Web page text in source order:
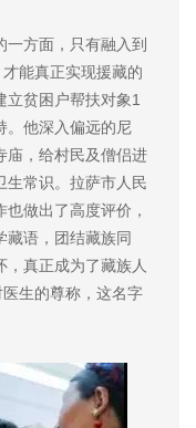
方面，只有融入到
能真正实现援藏的
立贫困户帮扶对象1
。他深入偏远的尼
庙，给村民及僧侣进
生常识。拉萨市人民
做出了高度评价，
藏语，团结藏族同
，真正成为了藏族人
医生的尊称，这名字